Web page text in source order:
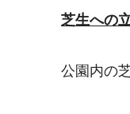
芝生への
公園内の